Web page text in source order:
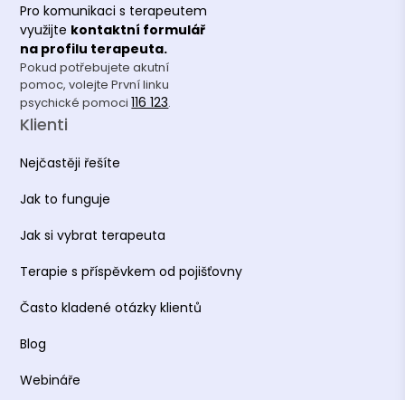
Pro komunikaci s terapeutem
využijte kontaktní formulář
na profilu terapeuta.
Pokud potřebujete akutní
pomoc, volejte První linku
psychické pomoci116 123.
Klienti
Nejčastěji řešíte
Jak to funguje
Jak si vybrat terapeuta
Terapie s příspěvkem od pojišťovny
Často kladené otázky klientů
Blog
Webináře